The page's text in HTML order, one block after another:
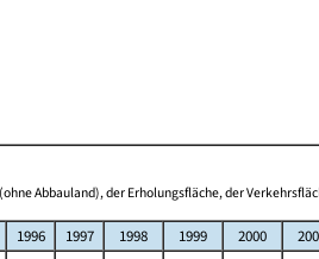
Abbauland), der Erholungsfläche, der
1996 1997 1998 1999 2000